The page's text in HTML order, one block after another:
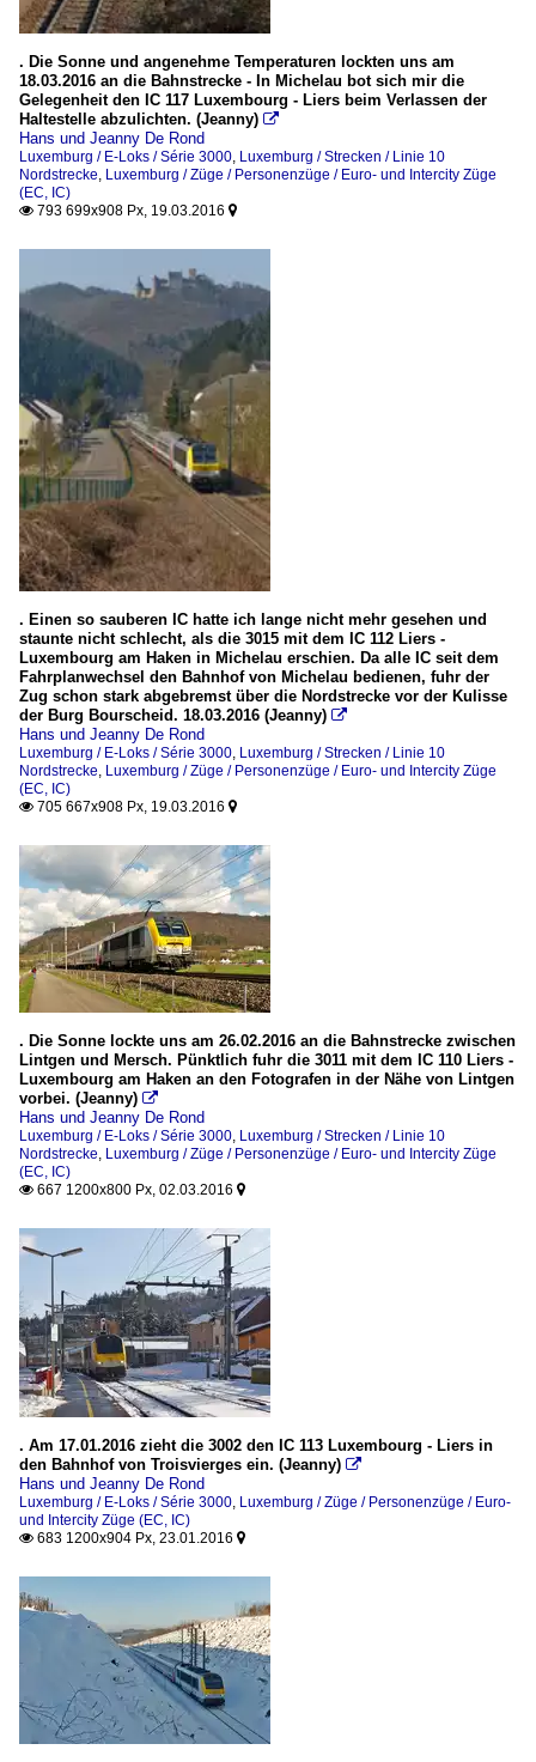
. Die Sonne und angenehme Temperaturen lockten uns am
18.03.2016 an die Bahnstrecke - In Michelau bot sich mir die
Gelegenheit den IC 117 Luxembourg - Liers beim Verlassen der
Haltestelle abzulichten. (Jeanny) 
Hans und Jeanny De Rond
Luxemburg / E-Loks / Série 3000 Luxemburg / Strecken / Linie 10
Nordstrecke Luxemburg / Züge / Personenzüge / Euro- und Intercity Züge
(EC, IC)
 793 699x908 Px, 19.03.2016 
. Einen so sauberen IC hatte ich lange nicht mehr gesehen und
staunte nicht schlecht, als die 3015 mit dem IC 112 Liers -
Luxembourg am Haken in Michelau erschien. Da alle IC seit dem
Fahrplanwechsel den Bahnhof von Michelau bedienen, fuhr der
Zug schon stark abgebremst über die Nordstrecke vor der Kulisse
der Burg Bourscheid. 18.03.2016 (Jeanny) 
Hans und Jeanny De Rond
Luxemburg / E-Loks / Série 3000, Luxemburg / Strecken / Linie 10
Nordstrecke, Luxemburg / Züge / Personenzüge / Euro- und Intercity Züge
(EC, IC)
 705 667x908 Px, 19.03.2016 
. Die Sonne lockte uns am 26.02.2016 an die Bahnstrecke zwischen
Lintgen und Mersch. Pünktlich fuhr die 3011 mit dem IC 110 Liers -
Luxembourg am Haken an den Fotografen in der Nähe von Lintgen
vorbei. (Jeanny) 
Hans und Jeanny De Rond
Luxemburg / E-Loks / Série 3000, Luxemburg / Strecken / Linie 10
Nordstrecke, Luxemburg / Züge / Personenzüge / Euro- und Intercity Züge
(EC, IC)
 667 1200x800 Px, 02.03.2016 
. Am 17.01.2016 zieht die 3002 den IC 113 Luxembourg - Liers in
den Bahnhof von Troisvierges ein. (Jeanny) 
Hans und Jeanny De Rond
Luxemburg / E-Loks / Série 3000, Luxemburg / Züge / Personenzüge / Euro-
und Intercity Züge (EC, IC)
 683 1200x904 Px, 23.01.2016 